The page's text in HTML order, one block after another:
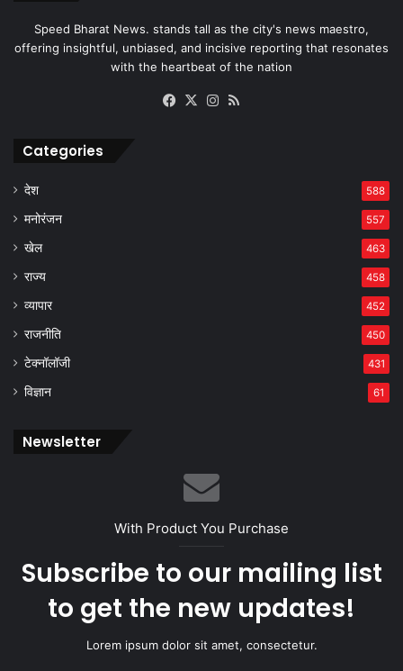
Speed Bharat News. stands tall as the city's news maestro,
offering insightful, unbiased, and incisive reporting that resonates
with the heartbeat of the nation
Facebook
X Instagram
Categories
देश 588
मनोरंजन 557
खेल 463
राज्य 458
व्यापार 452
राजनीति 450
टेक्नॉलॉजी 431
विज्ञान 61
Newsletter
With Product You Purchase
Subscribe to our mailing list
to get the new updates!
Lorem ipsum dolor sit amet, consectetur.